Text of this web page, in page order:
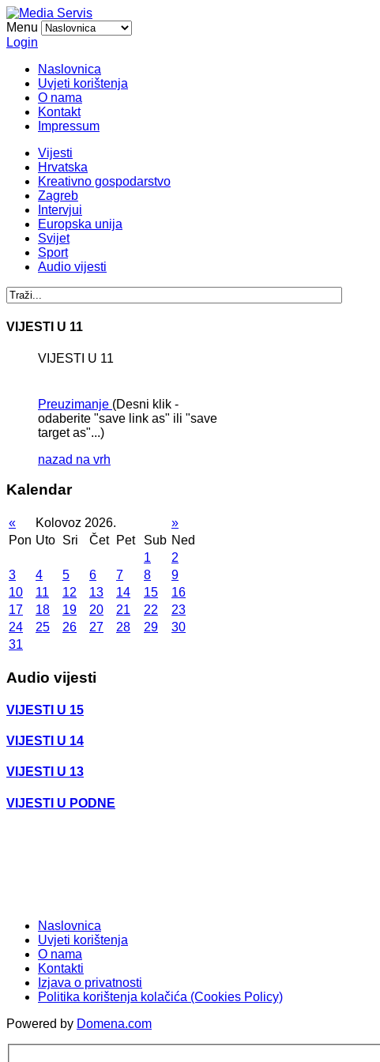
Menu
Login
Naslovnica
Uvjeti korištenja
O nama
Kontakt
Impressum
Vijesti
Hrvatska
Kreativno gospodarstvo
Zagreb
Intervjui
Europska unija
Svijet
Sport
Audio vijesti
VIJESTI U 11
VIJESTI U 11
Preuzimanje (Desni klik -
odaberite "save link as" ili "save
target as"...)
nazad na vrh
Kalendar
« Kolovoz 2026.
»
Pon Uto Sri Čet Pet Sub Ned
1
2
3
4 5 6 7 8
9
10
11 12 13 14 15
16
17
18 19 20 21 22
23
24
25 26 27 28 29
30
31
Audio vijesti
VIJESTI U 15
VIJESTI U 14
VIJESTI U 13
VIJESTI U PODNE
Naslovnica
Uvjeti korištenja
O nama
Kontakti
Izjava o privatnosti
Politika korištenja kolačića (Cookies Policy)
Powered by Domena.com